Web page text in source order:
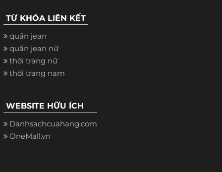
TỪ KHÓA LIÊN KẾT
quần jean
quần jean nữ
thời trang nữ
thời trang nam
WEBSITE HỮU ÍCH
Danhsachcuahang.com
OneMall.vn